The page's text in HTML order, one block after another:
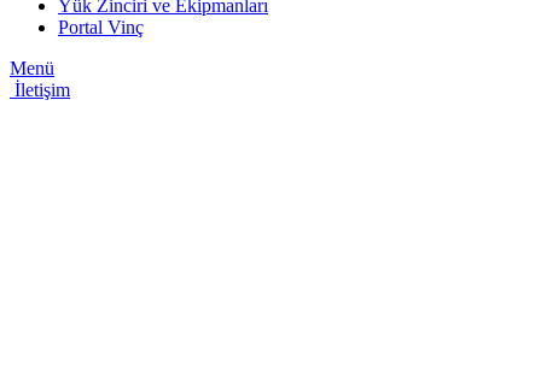
Yük Zinciri ve Ekipmanları
Portal Vinç
Menü
İletişim